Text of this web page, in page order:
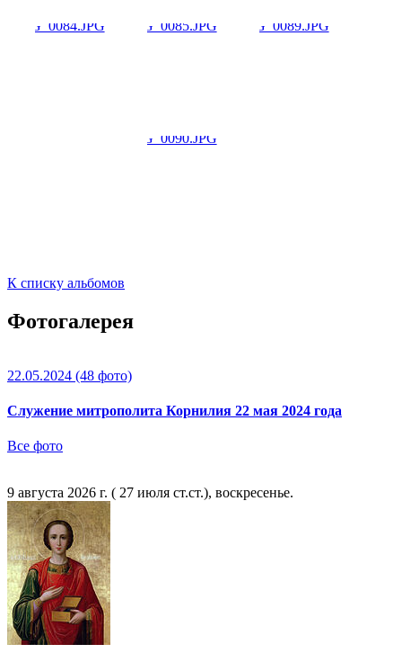
К списку альбомов
Фотогалерея
22.05.2024 (48 фото)
Служение митрополита Корнилия 22 мая 2024 года
Все фото
9 августа 2026 г. ( 27 июля ст.ст.), воскресенье.